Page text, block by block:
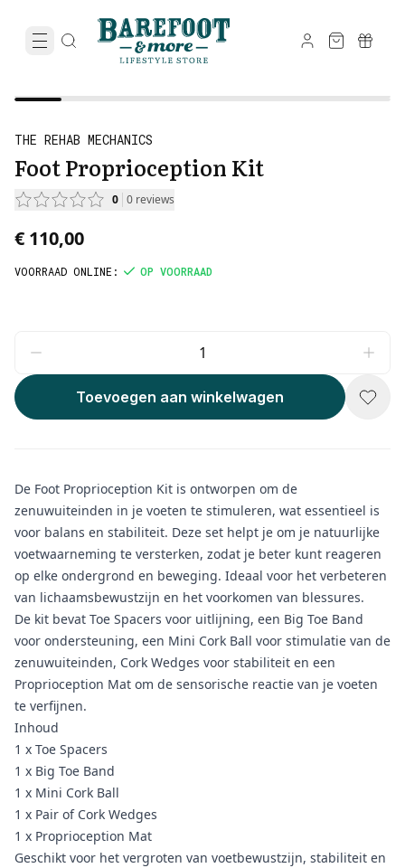
THE REHAB MECHANICS
Foot Proprioception Kit
0 0 reviews
€ 110,00
VOORRAAD ONLINE : OP VOORRAAD
Toevoegen aan winkelwagen
De Foot Proprioception Kit is ontworpen om de
zenuwuiteinden in je voeten te stimuleren, wat essentieel is
voor balans en stabiliteit. Deze set helpt je om je natuurlijke
voetwaarneming te versterken, zodat je beter kunt reageren
op elke ondergrond en beweging. Ideaal voor het verbeteren
van lichaamsbewustzijn en het voorkomen van blessures.
De kit bevat Toe Spacers voor uitlijning, een Big Toe Band
voor ondersteuning, een Mini Cork Ball voor stimulatie van de
zenuwuiteinden, Cork Wedges voor stabiliteit en een
Proprioception Mat om de sensorische reactie van je voeten
te verfijnen.
Inhoud
1 x Toe Spacers
1 x Big Toe Band
1 x Mini Cork Ball
1 x Pair of Cork Wedges
1 x Proprioception Mat
Geschikt voor het vergroten van voetbewustzijn, stabiliteit en